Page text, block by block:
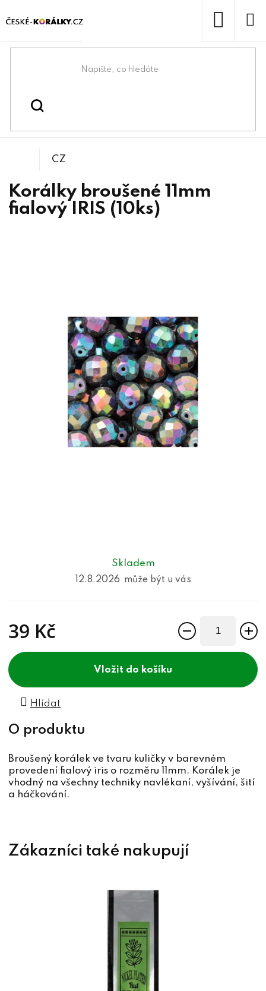
na
Domů
Korálky
Skladem
12.8.2026
39 Kč
do košíku
Hlídat
Korálky broušené 11mm
fialový IRIS (10ks)
CZ
Broušený korálek ve tvaru kuličky v barevném
provedení fialový iris o rozměru 11mm. Korálek je
vhodný na všechny techniky navlékaní, vyšívání, šití
a háčkování.